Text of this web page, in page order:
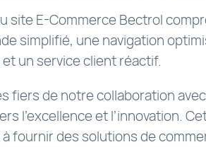
site E-Commerce Bectrol
simplifié, une navigation
un service client réactif.
fiers de notre collaboration
l’excellence et l’innovation.
fournir des solutions de